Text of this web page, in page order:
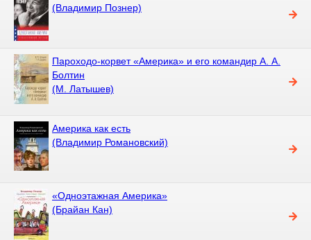
(Владимир Познер)
Пароходо-корвет «Америка» и его командир А. А.
Болтин
(М. Латышев)
Америка как есть
(Владимир Романовский)
«Одноэтажная Америка»
(Брайан Кан)